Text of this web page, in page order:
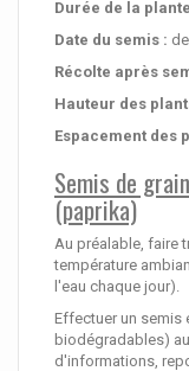
Durée de la
Date du semis :
Récolte après
Hauteur des
Espacement des
Semis de
(paprika)
Au préalable, faire
température
l'eau chaque jour).
Effectuer un semis
biodégradables)
d'informations,